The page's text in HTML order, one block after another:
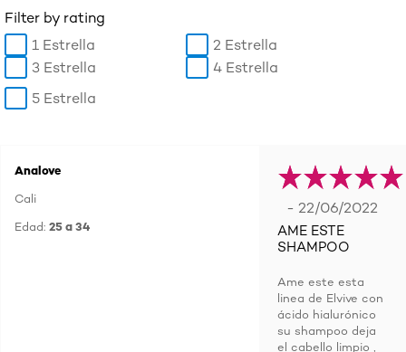
Filter by rating
1 Estrella
2 Estrella
3 Estrella
4 Estrella
5 Estrella
Analove
Cali
Edad: 25 a 34
- 22/06/2022
AME ESTE
SHAMPOO
Ame este esta
linea de Elvive con
ácido hialurónico
su shampoo deja
el cabello limpio ,